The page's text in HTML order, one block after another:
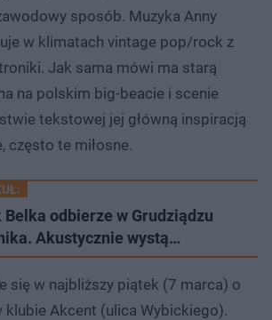
sposób. Muzyka Anny
w klimatach vintage pop/rock z
Jak sama mówi ma starą
na polskim big-beacie i scenie
tekstowej jej główną inspiracją
często te miłosne.
odbierze w Grudziądzu
Akustycznie wystą…
się w najbliższy piątek (7 marca) o
klubie Akcent (ulica Wybickiego).